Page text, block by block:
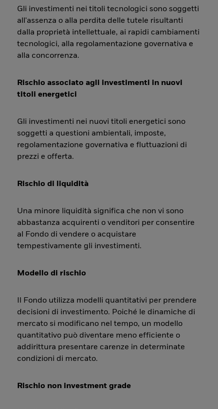
Gli investimenti nei titoli tecnologici sono soggetti
all'assenza o alla perdita delle tutele risultanti
dalla proprietà intellettuale, ai rapidi cambiamenti
tecnologici, alla regolamentazione governativa e
alla concorrenza.
Rischio associato agli investimenti in nuovi
titoli energetici
Gli investimenti nei nuovi titoli energetici sono
soggetti a questioni ambientali, imposte,
regolamentazione governativa e fluttuazioni di
prezzi e offerta.
Rischio di liquidità
Una minore liquidità significa che non vi sono
abbastanza acquirenti o venditori per consentire
al Fondo di vendere o acquistare
tempestivamente gli investimenti.
Modello di rischio
Il Fondo utilizza modelli quantitativi per prendere
decisioni di investimento. Poiché le dinamiche di
mercato si modificano nel tempo, un modello
quantitativo può diventare meno efficiente o
addirittura presentare carenze in determinate
condizioni di mercato.
Rischio non investment grade